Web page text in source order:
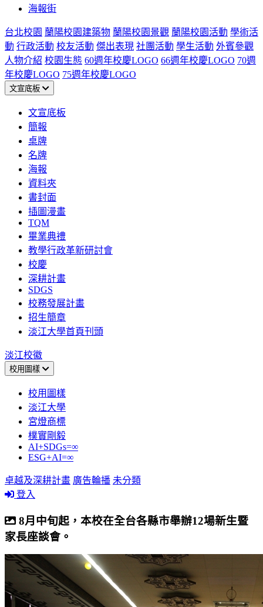
海報街
台北校園 蘭陽校園建築物 蘭陽校園景觀 蘭陽校園活動 學術活
動 行政活動 校友活動 傑出表現 社團活動 學生活動 外賓參觀
人物介紹 校園生態 60週年校慶LOGO 66週年校慶LOGO 70週
年校慶LOGO 75週年校慶LOGO
文宣底板
文宣底板
簡報
桌牌
名牌
海報
資料夾
書封面
插圖漫畫
TQM
畢業典禮
教學行政革新研討會
校慶
深耕計畫
SDGS
校務發展計畫
招生簡章
淡江大學首頁刊頭
淡江校徽
校用圖樣
校用圖樣
淡江大學
宮燈商標
樸實剛毅
AI+SDGs=∞
ESG+AI=∞
卓越及深耕計畫 廣告輪播 未分類
登入
8月中旬起，本校在全台各縣市舉辦12場新生暨
家長座談會。